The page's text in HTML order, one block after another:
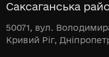
Саксаганська
50071, вул.
Кривий Ріг,